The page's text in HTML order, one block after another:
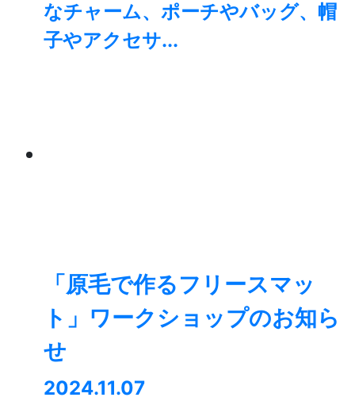
なチャーム、ポーチやバッグ、帽
子やアクセサ...
「原毛で作るフリースマッ
ト」ワークショップのお知ら
せ
2024.11.07